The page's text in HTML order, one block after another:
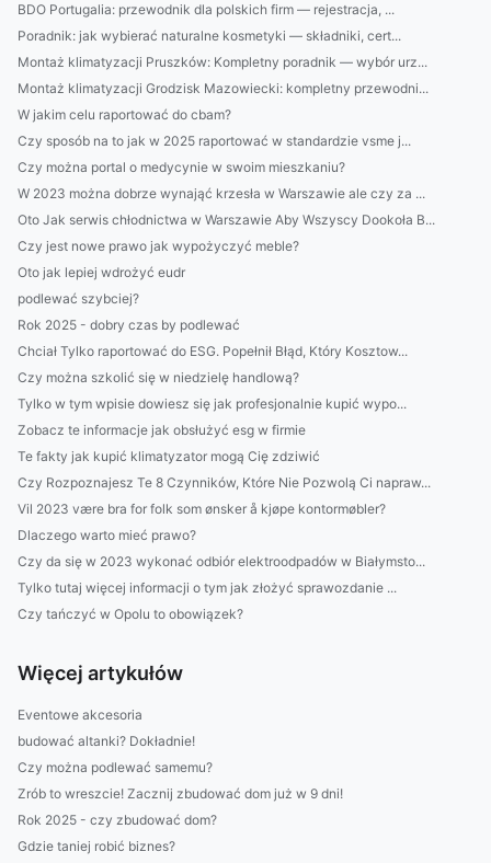
BDO Portugalia: przewodnik dla polskich firm — rejestracja, ...
Poradnik: jak wybierać naturalne kosmetyki — składniki, cert...
Montaż klimatyzacji Pruszków: Kompletny poradnik — wybór urz...
Montaż klimatyzacji Grodzisk Mazowiecki: kompletny przewodni...
W jakim celu raportować do cbam?
Czy sposób na to jak w 2025 raportować w standardzie vsme j...
Czy można portal o medycynie w swoim mieszkaniu?
W 2023 można dobrze wynająć krzesła w Warszawie ale czy za ...
Oto Jak serwis chłodnictwa w Warszawie Aby Wszyscy Dookoła B...
Czy jest nowe prawo jak wypożyczyć meble?
Oto jak lepiej wdrożyć eudr
podlewać szybciej?
Rok 2025 - dobry czas by podlewać
Chciał Tylko raportować do ESG. Popełnił Błąd, Który Kosztow...
Czy można szkolić się w niedzielę handlową?
Tylko w tym wpisie dowiesz się jak profesjonalnie kupić wypo...
Zobacz te informacje jak obsłużyć esg w firmie
Te fakty jak kupić klimatyzator mogą Cię zdziwić
Czy Rozpoznajesz Te 8 Czynników, Które Nie Pozwolą Ci napraw...
Vil 2023 være bra for folk som ønsker å kjøpe kontormøbler?
Dlaczego warto mieć prawo?
Czy da się w 2023 wykonać odbiór elektroodpadów w Białymsto...
Tylko tutaj więcej informacji o tym jak złożyć sprawozdanie ...
Czy tańczyć w Opolu to obowiązek?
Więcej artykułów
Eventowe akcesoria
budować altanki? Dokładnie!
Czy można podlewać samemu?
Zrób to wreszcie! Zacznij zbudować dom już w 9 dni!
Rok 2025 - czy zbudować dom?
Gdzie taniej robić biznes?